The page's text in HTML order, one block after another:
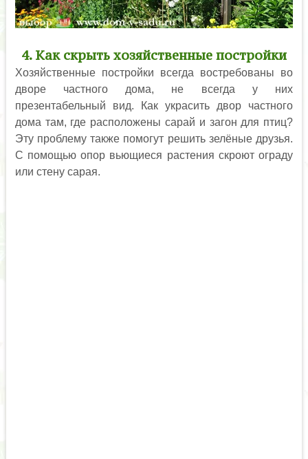
4. Как скрыть хозяйственные постройки
Хозяйственные постройки всегда востребованы во
дворе частного дома, не всегда у них
презентабельный вид. Как украсить двор частного
дома там, где расположены сарай и загон для птиц?
Эту проблему также помогут решить зелёные друзья.
С помощью опор вьющиеся растения скроют ограду
или стену сарая.